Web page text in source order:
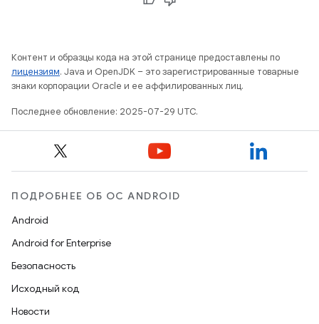
Контент и образцы кода на этой странице предоставлены по
лицензиям. Java и OpenJDK – это зарегистрированные товарные
знаки корпорации Oracle и ее аффилированных лиц.
Последнее обновление: 2025-07-29 UTC.
ПОДРОБНЕЕ ОБ ОС ANDROID
Android
Android for Enterprise
Безопасность
Исходный код
Новости